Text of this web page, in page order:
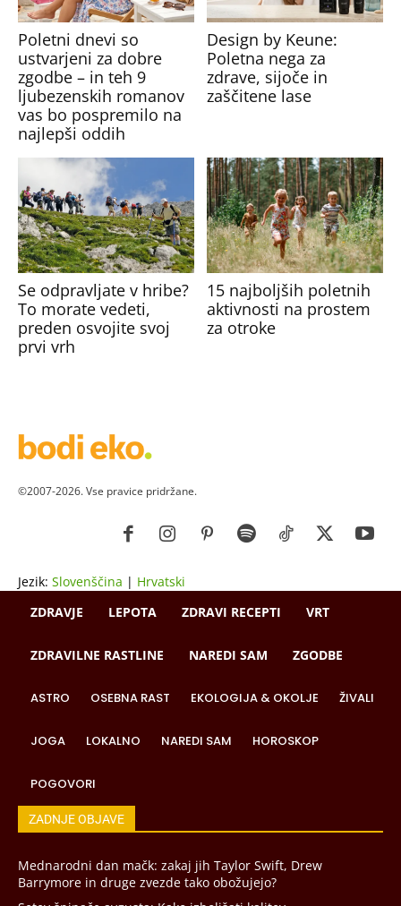
Poletni dnevi so
ustvarjeni za dobre
zgodbe – in teh 9
ljubezenskih romanov
vas bo pospremilo na
najlepši oddih
Design by Keune:
Poletna nega za
zdrave, sijoče in
zaščitene lase
Se odpravljate v hribe?
To morate vedeti,
preden osvojite svoj
prvi vrh
15 najboljših poletnih
aktivnosti na prostem
za otroke
©2007-2026. Vse pravice pridržane.
Jezik: Slovenščina | Hrvatski
ZDRAVJE
LEPOTA ZDRAVI RECEPTI VRT
ZDRAVILNE RASTLINE NAREDI SAM ZGODBE
ASTRO OSEBNA RAST EKOLOGIJA & OKOLJE ŽIVALI
JOGA LOKALNO NAREDI SAM HOROSKOP
POGOVORI
ZADNJE OBJAVE
Mednarodni dan mačk: zakaj jih Taylor Swift, Drew
Barrymore in druge zvezde tako obožujejo?